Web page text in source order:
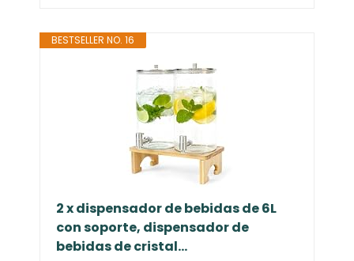
BESTSELLER NO. 16
2 x dispensador de bebidas de 6L
con soporte, dispensador de
bebidas de cristal...